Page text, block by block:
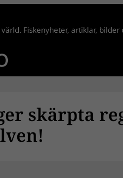
Fiskenyheter, artiklar, bilder
skärpta